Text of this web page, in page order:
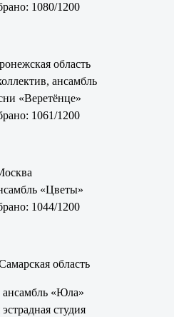
1080/1200
область
ансамбль
«Веретёнце»
1061/1200
«Цветы»
1044/1200
область
«Юла»
студия